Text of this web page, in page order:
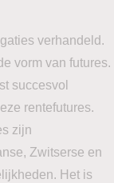
verhandeld.
vorm van futures.
succesvol
rentefutures.
zijn
Zwitserse en
Het is